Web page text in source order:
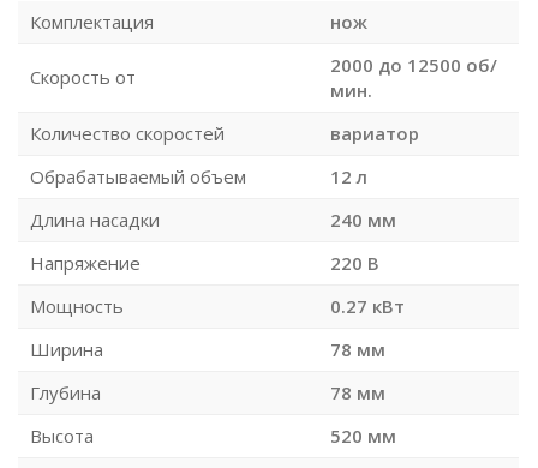
Комплектация
нож
Скорость от
2000 до 12500 об/
мин.
Количество скоростей
вариатор
Обрабатываемый объем
12 л
Длина насадки
240 мм
Напряжение
220 В
Мощность
0.27 кВт
Ширина
78 мм
Глубина
78 мм
Высота
520 мм